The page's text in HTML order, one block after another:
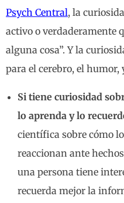
Psych Central, la
activo o verdaderamente
alguna cosa”. Y la
para el cerebro, el humor,
Si tiene curiosidad
lo aprenda y lo
científica sobre cómo
reaccionan ante
una persona tiene
recuerda mejor la